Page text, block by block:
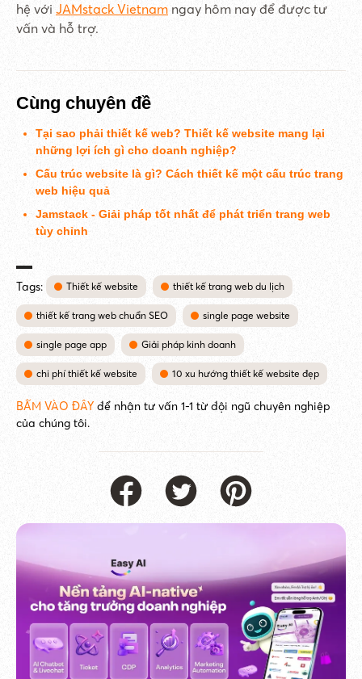
hệ với JAMstack Vietnam ngay hôm nay để được tư
vấn và hỗ trợ.
Cùng chuyên đề
Tại sao phải thiết kế web? Thiết kế website mang lại
những lợi ích gì cho doanh nghiệp?
Cấu trúc website là gì? Cách thiết kế một cấu trúc trang
web hiệu quả
Jamstack - Giải pháp tốt nhất để phát triển trang web
tùy chỉnh
Tags: Thiết kế website thiết kế trang web du lịch
thiết kế trang web chuẩn SEO single page website
single page app Giải pháp kinh doanh
chi phí thiết kế website 10 xu hướng thiết kế website đẹp
BẤM VÀO ĐÂY để nhận tư vấn 1-1 từ đội ngũ chuyên nghiệp
của chúng tôi.